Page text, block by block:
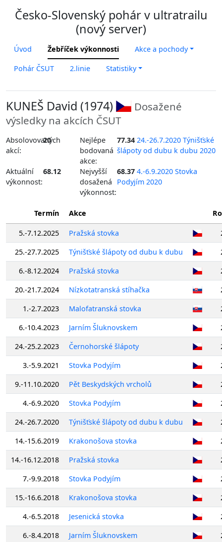
Česko-Slovenský pohár v ultratrailu
(nový server)
Úvod Žebříček výkonnosti Akce a pochody
Pohár ČSUT 2.linie Statistiky
KUNEŠ David (1974)
Dosažené
výsledky na akcích ČSUT
Absolovovaných
akcí:
20
Nejlépe
bodovaná
akce:
77.34 24.-26.7.2020 Týnišťské
šlápoty od dubu k dubu 2020
Aktuální
výkonnost:
68.12
Nejvyšší
dosažená
výkonnost:
68.37 4.-6.9.2020 Stovka
Podyjím 2020
Termín Akce
5.-7.12.2025 Pražská stovka
25.-27.7.2025
Týnišťské šlápoty od dubu k dubu
6.-8.12.2024
Pražská stovka
20.-21.7.2024
Nízkotatranská stíhačka
1.-2.7.2023
Malofatranská stovka
6.-10.4.2023
Jarním Šluknovskem
24.-25.2.2023
Černohorské šlápoty
3.-5.9.2021
Stovka Podyjím
9.-11.10.2020
Pět Beskydských vrcholů
4.-6.9.2020
Stovka Podyjím
24.-26.7.2020
Týnišťské šlápoty od dubu k dubu
14.-15.6.2019
Krakonošova stovka
14.-16.12.2018
Pražská stovka
7.-9.9.2018
Stovka Podyjím
15.-16.6.2018
Krakonošova stovka
4.-6.5.2018
Jesenická stovka
6.-8.4.2018
Jarním Šluknovskem